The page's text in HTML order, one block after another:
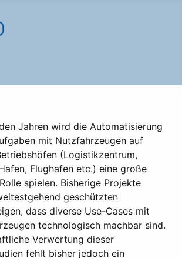
Jahren wird die Automatisierung
mit Nutzfahrzeugen auf
(Logistikzentrum,
Flughafen etc.) eine große
spielen. Bisherige Projekte
geschützten
dass diverse Use-Cases mit
technologisch machbar sind.
Verwertung dieser
fehlt bisher jedoch ein